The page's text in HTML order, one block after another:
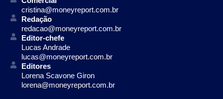
cristina@moneyreport.com.br
Redação
redacao@moneyreport.com.br
Editor-chefe
Lucas Andrade
lucas@moneyreport.com.br
Editores
Lorena Scavone Giron
lorena@moneyreport.com.br